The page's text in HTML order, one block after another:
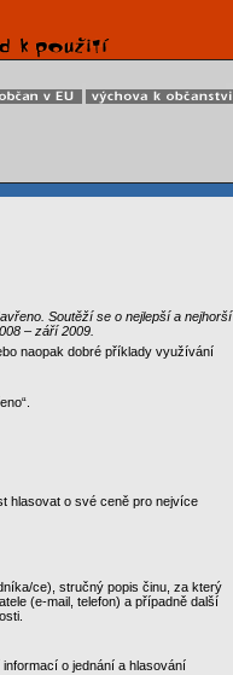
Soutěží se o nejlepší a nejhorší
– září 2009.
naopak dobré příklady využívání
hlasovat o své ceně pro nejvíce
ce), stručný popis činu, za který
(e-mail, telefon) a případně další
o jednání a hlasování